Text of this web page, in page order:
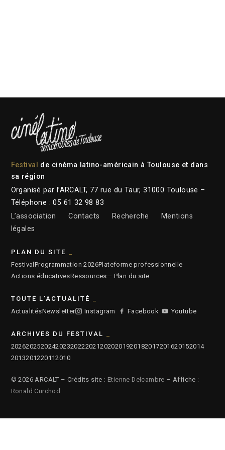
Festival
de cinéma latino-américain à Toulouse et dans
sa région
Organisé par l’ARCALT, 77 rue du Taur, 31000 Toulouse –
Téléphone : 05 61 32 98 83
L’association
Contacts Recherche
Mentions
légales
PLAN DU SITE
Festival Programmation 2026Plateforme professionnelle
Actions éducativesRessources— Plan du site
TOUTE L'ACTUALITÉ
ActualitésNewsletter Instagram Facebook Youtube
ARCHIVES DU FESTIVAL
2026202520242023202220212020201920182017201620152014
2013201220112010
© 2026 ARCALT – Crédits site : Etienne Delcambre – Affiche :
Ronald Curchod